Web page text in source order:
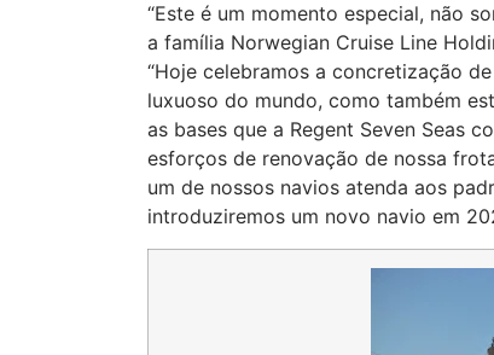
“Este é um momento especial, não
a família Norwegian Cruise Line
“Hoje celebramos a concretização
luxuoso do mundo, como também
as bases que a Regent Seven Seas
esforços de renovação de nossa
um de nossos navios atenda aos
introduziremos um novo navio em